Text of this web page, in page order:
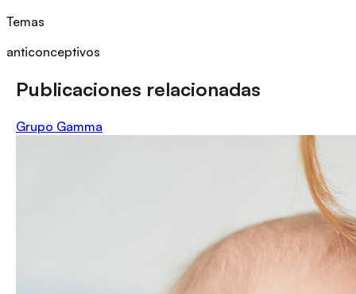
Temas
anticonceptivos
Publicaciones relacionadas
Grupo Gamma